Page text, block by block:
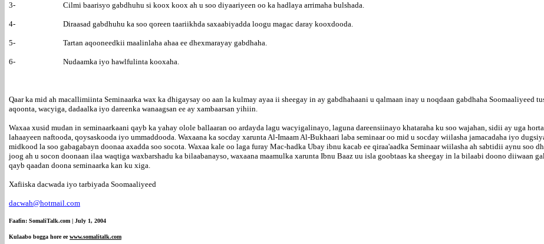
3- Cilmi baarisyo gabdhuhu si koox koox ah u soo diyaariyeen oo ka hadlaya arrimaha bulshada.
4- Diraasad gabdhuhu ka soo qoreen taariikhda saxaabiyadda loogu magac daray kooxdooda.
5- Tartan aqooneedkii maalinlaha ahaa ee dhexmarayay gabdhaha.
6- Nudaamka iyo hawlfulinta kooxaha.
Qaar ka mid ah macallimiinta Seminaarka wax ka dhigaysay oo aan la kulmay ayaa ii sheegay in ay gabdhahaani u qalmaan inay u noqdaan gabdhaha Soomaaliyeed
aqoonta, wacyiga, dadaalka iyo dareenka wanaagsan ee ay xambaarsan yihiin.
Waxaa xusid mudan in seminaarkaani qayb ka yahay olole ballaaran oo ardayda lagu wacyigalinayo, laguna dareensiinayo khataraha ku soo wajahan, sidii ay uga
lahaayeen naftooda, qoysaskooda iyo ummaddooda. Waxaana ka socday xarunta Al-Imaam Al-Bukhaari laba seminaar oo mid u socday wiilasha jamacadaha iyo
midkood la soo gabagabayn doonaa axadda soo socota. Waxaa kale oo laga furay Mac-hadka Ubay ibnu kacab ee qiraa'aadka Seminaar wiilasha ah sabtidii aynu soo
joog ah u socon doonaan ilaa waqtiga waxbarshadu ka bilaabanayso, waxaana maamulka xarunta Ibnu Baaz uu isla goobtaas ka sheegay in la bilaabi doono diiwaan
qayb qaadan doona seminaarka kan ku xiga.
Xafiiska dacwada iyo tarbiyada Soomaaliyeed
dacwah@hotmail.com
Faafin: SomaliTalk.com | July 1, 2004
Kulaabo bogga hore eewww.somalitalk.com